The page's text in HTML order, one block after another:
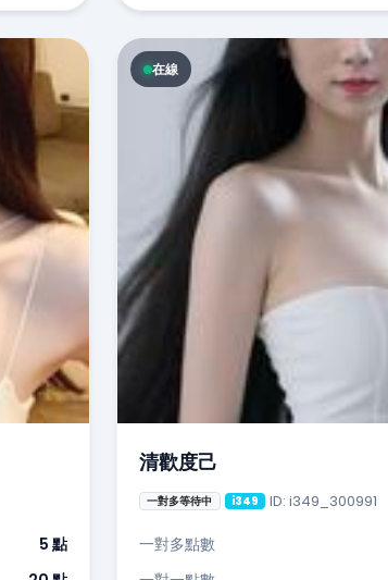
5 點
在線
清歡度己
一對多等待中 i349 ID: i349_300991
一對多點數